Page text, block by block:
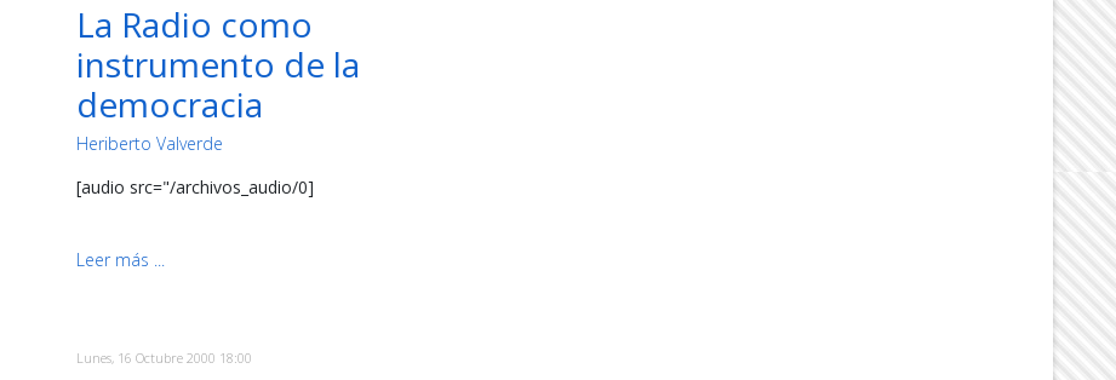
La Radio como
instrumento de la
democracia
Heriberto Valverde
[audio src="/archivos_audio/0]
Leer más ...
Lunes, 16 Octubre 2000 18:00